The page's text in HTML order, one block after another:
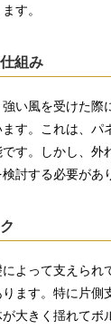
す。
組み
い風を受けた
す。これは、
す。しかし、
討する必要があ
よって支えら
ます。特に片
大きく揺れて